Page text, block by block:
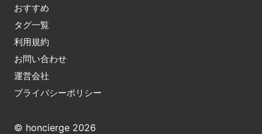
おすすめ
タグ一覧
利用規約
お問い合わせ
運営会社
プライバシーポリシー
© honcierge 2026